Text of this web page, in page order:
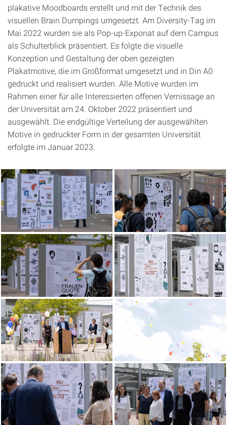
plakative Moodboards erstellt und mit der Technik des
visuellen Brain Dumpings umgesetzt. Am Diversity-Tag im
Mai 2022 wurden sie als Pop-up-Exponat auf dem Campus
als Schulterblick präsentiert. Es folgte die visuelle
Konzeption und Gestaltung der oben gezeigten
Plakatmotive, die im Großformat umgesetzt und in Din A0
gedruckt und realisiert wurden. Alle Motive wurden im
Rahmen einer für alle Interessierten offenen Vernissage an
der Universität am 24. Oktober 2022 präsentiert und
ausgewählt. Die endgültige Verteilung der ausgewählten
Motive in gedruckter Form in der gesamten Universität
erfolgte im Januar 2023.